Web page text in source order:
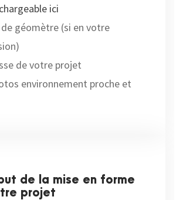
ici
de géomètre (si en votre
de votre projet
environnement proche et
de la mise en forme
projet